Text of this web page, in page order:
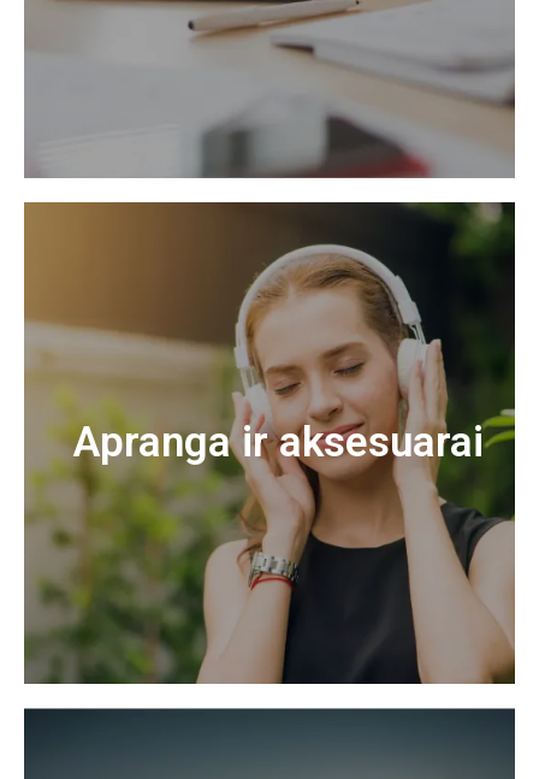
Apranga ir aksesuarai